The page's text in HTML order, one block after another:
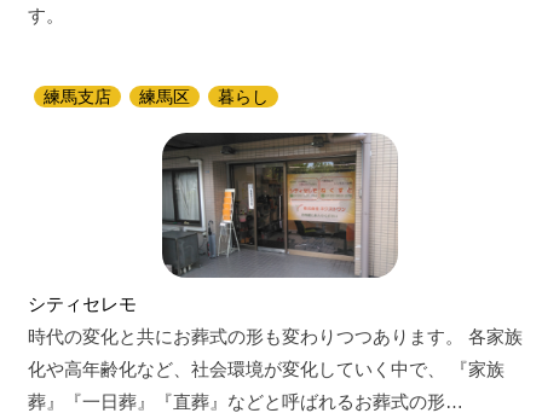
す。
練馬支店 練馬区 暮らし
シティセレモ
時代の変化と共にお葬式の形も変わりつつあります。 各家族
化や高年齢化など、社会環境が変化していく中で、 『家族
葬』『一日葬』『直葬』などと呼ばれるお葬式の形…